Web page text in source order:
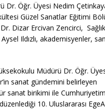
Dr. Öğr. Üyesi Nedim
Güzel Sanatlar Eğitimi
Dizar Ercivan Zencirci,
Ildızlı, akademisyenler,
Müdürü Dr. Öğr.
sanat gündemini belirleyen
sanat birikimi ile
10. Uluslararası